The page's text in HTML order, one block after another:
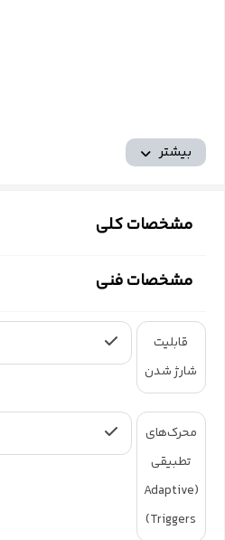
بیشتر
مشخصات کلی
مشخصات فنی
قابلیت
شارژ شدن
محرک‌های
تطبیقی
(Adaptive
Triggers)